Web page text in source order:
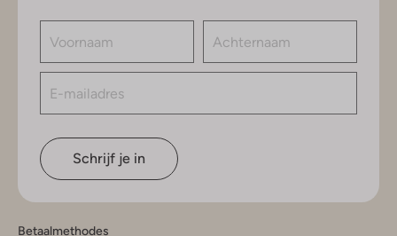
Schrijf je in
Betaalmethodes